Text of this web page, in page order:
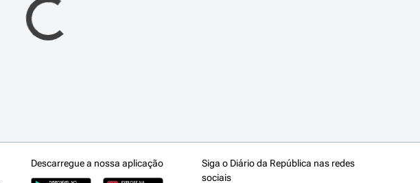
Descarregue a nossa aplicação
Siga o Diário da República nas redes
sociais